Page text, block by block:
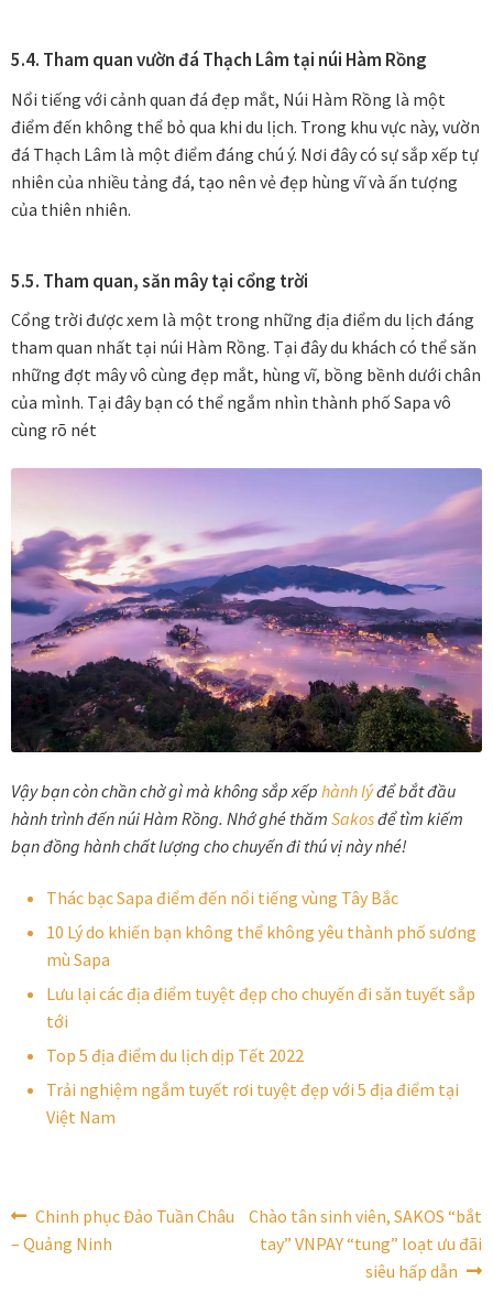
5.4. Tham quan vườn đá Thạch Lâm tại núi Hàm Rồng
Nổi tiếng với cảnh quan đá đẹp mắt, Núi Hàm Rồng là một
điểm đến không thể bỏ qua khi du lịch. Trong khu vực này, vườn
đá Thạch Lâm là một điểm đáng chú ý. Nơi đây có sự sắp xếp tự
nhiên của nhiều tảng đá, tạo nên vẻ đẹp hùng vĩ và ấn tượng
của thiên nhiên.
5.5. Tham quan, săn mây tại cổng trời
Cổng trời được xem là một trong những địa điểm du lịch đáng
tham quan nhất tại núi Hàm Rồng. Tại đây du khách có thể săn
những đợt mây vô cùng đẹp mắt, hùng vĩ, bồng bềnh dưới chân
của mình. Tại đây bạn có thể ngắm nhìn thành phố Sapa vô
cùng rõ nét
Vậy bạn còn chần chờ gì mà không sắp xếp hành lýđể bắt đầu
hành trình đến núi Hàm Rồng. Nhớ ghé thăm Sakosđể tìm kiếm
bạn đồng hành chất lượng cho chuyến đi thú vị này nhé!
Thác bạc Sapa điểm đến nổi tiếng vùng Tây Bắc
10 Lý do khiến bạn không thể không yêu thành phố sương
mù Sapa
Lưu lại các địa điểm tuyệt đẹp cho chuyến đi săn tuyết sắp
tới
Top 5 địa điểm du lịch dịp Tết 2022
Trải nghiệm ngắm tuyết rơi tuyệt đẹp với 5 địa điểm tại
Việt Nam
Điều
hướng
Bài
trước:
Chinh phục Đảo Tuần Châu
– Quảng Ninh
Bài
tiếp
Chào tân sinh viên, SAKOS “bắt
tay” VNPAY “tung” loạt ưu đãi
siêu hấp dẫn